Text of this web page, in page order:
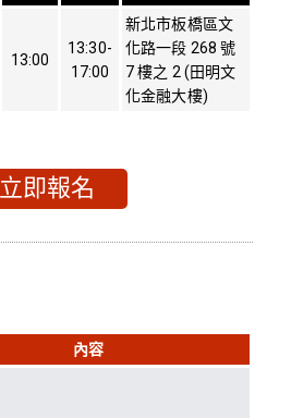
13:00
13:30-
17:00
新北市板橋區文
化路一段 268 號
7 樓之 2 (田明文
化金融大樓)
立即報名
內容